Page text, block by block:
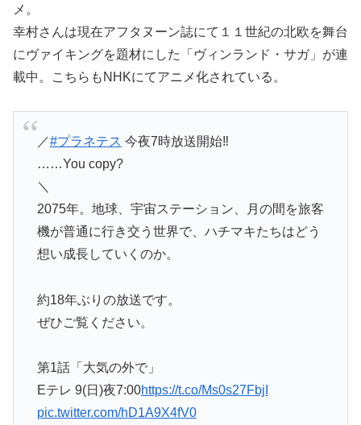
メ。
幸村さんは現在アフタヌーン誌にて１１世紀の北欧を舞台
にヴァイキングを題材にした「ヴィンランド・サガ」が連
載中。こちらもNHKにてアニメ化されている。
／#プラネテス 今夜7時放送開始‼
……You copy?
＼
2075年。地球、宇宙ステーション、月の間を旅客
機が普通に行き交う世界で、ハチマキたちはどう
想い成長していくのか。
約18年ぶりの放送です。
ぜひご覧ください。
第1話「大気の外で」
Eテレ 9(日)夜7:00https://t.co/Ms0s27FbjI
pic.twitter.com/hD1A9X4fV0